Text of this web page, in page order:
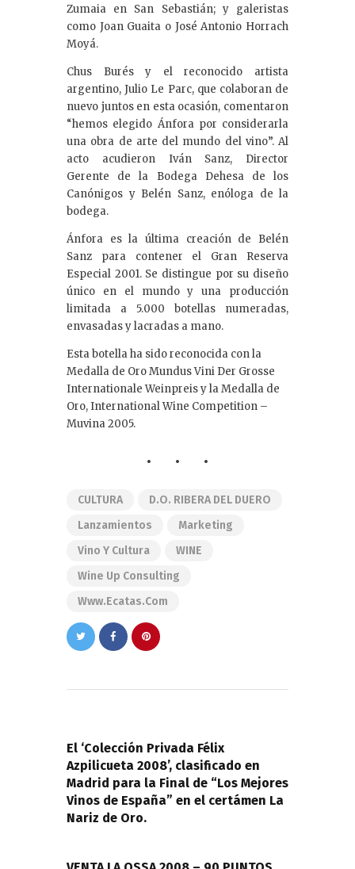
Zumaia en San Sebastián; y galeristas
como Joan Guaita o José Antonio Horrach
Moyá.
Chus Burés y el reconocido artista
argentino, Julio Le Parc, que colaboran de
nuevo juntos en esta ocasión, comentaron
“hemos elegido Ánfora por considerarla
una obra de arte del mundo del vino”. Al
acto acudieron Iván Sanz, Director
Gerente de la Bodega Dehesa de los
Canónigos y Belén Sanz, enóloga de la
bodega.
Ánfora es la última creación de Belén
Sanz para contener el Gran Reserva
Especial 2001. Se distingue por su diseño
único en el mundo y una producción
limitada a 5.000 botellas numeradas,
envasadas y lacradas a mano.
Esta botella ha sido reconocida con la
Medalla de Oro Mundus Vini Der Grosse
Internationale Weinpreis y la Medalla de
Oro, International Wine Competition –
Muvina 2005.
CULTURA
D.O. RIBERA DEL DUERO
Lanzamientos
Marketing
Vino Y Cultura
WINE
Wine Up Consulting
Www.ecatas.com
entradas
El ‘Colección Privada Félix
Azpilicueta 2008’, clasificado en
Madrid para la Final de “Los Mejores
Vinos de España” en el certámen La
Nariz de Oro.